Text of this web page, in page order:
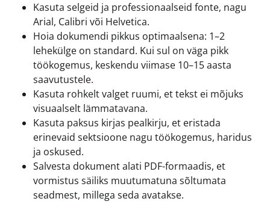
Kasuta selgeid ja professionaalseid fonte, nagu
Arial, Calibri või Helvetica.
Hoia dokumendi pikkus optimaalsena: 1–2
lehekülge on standard. Kui sul on väga pikk
töökogemus, keskendu viimase 10–15 aasta
saavutustele.
Kasuta rohkelt valget ruumi, et tekst ei mõjuks
visuaalselt lämmatavana.
Kasuta paksus kirjas pealkirju, et eristada
erinevaid sektsioone nagu töökogemus, haridus
ja oskused.
Salvesta dokument alati PDF-formaadis, et
vormistus säiliks muutumatuna sõltumata
seadmest, millega seda avatakse.